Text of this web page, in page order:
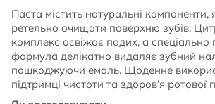
Паста містить натуральні компоненти,
ретельно очищати поверхню зубів.
комплекс освіжає подих, а спеціально
формула делікатно видаляє зубний
пошкоджуючи емаль. Щоденне
підтримці чистоти та здоров’я